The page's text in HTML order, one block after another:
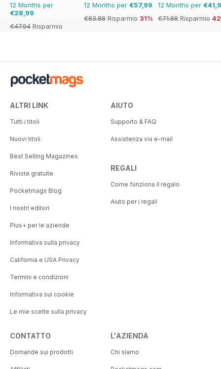
12 Months per
€28,99
€47.94 Risparmio
12 Months per €57,99
€83.88 Risparmio 31%
12 Months per
€71.88 Risparmio
ALTRI LINK
Tutti i titoli
Nuovi titoli
Best Selling Magazines
Riviste gratuite
Pocketmags Blog
I nostri editori
Plus+ per le aziende
Informativa sulla privacy
California e USA Privacy
Termini e condizioni
Informativa sui cookie
Le mie scelte sulla privacy
AIUTO
Supporto & FAQ
Assistenza via e-mail
REGALI
Come funziona il regalo
Aiuto per i regali
CONTATTO
Domande sui prodotti
L'AZIENDA
Chi siamo